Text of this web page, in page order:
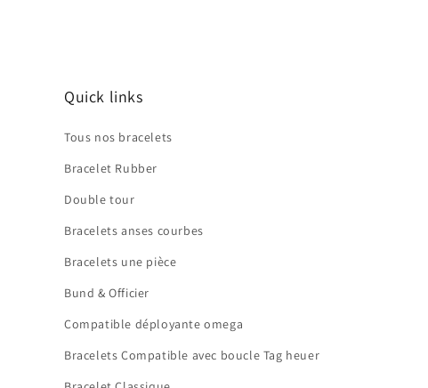
Quick links
Tous nos bracelets
Bracelet Rubber
Double tour
Bracelets anses courbes
Bracelets une pièce
Bund & Officier
Compatible déployante omega
Bracelets Compatible avec boucle Tag heuer